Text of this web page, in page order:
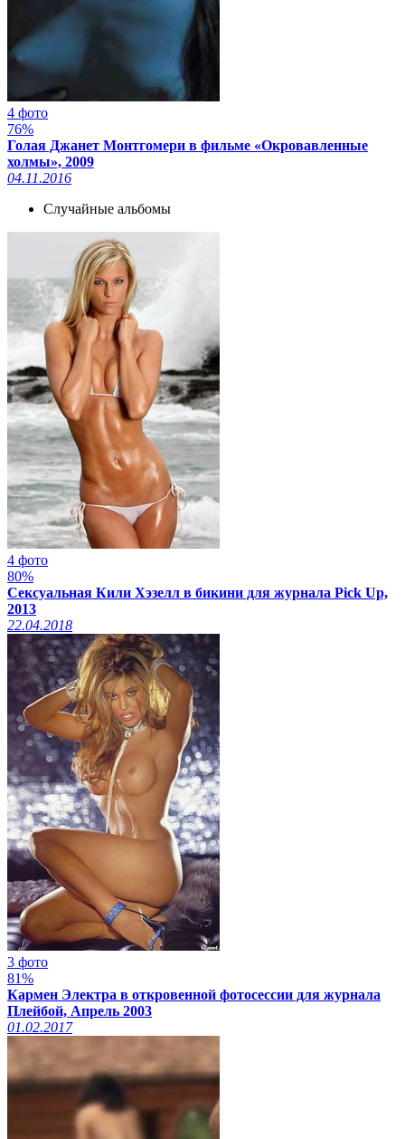
4 фото
76%
Голая Джанет Монтгомери в фильме «Окровавленные
холмы», 2009
04.11.2016
Случайные альбомы
4 фото
80%
Сексуальная Кили Хэзелл в бикини для журнала Pick Up,
2013
22.04.2018
3 фото
81%
Кармен Электра в откровенной фотосессии для журнала
Плейбой, Апрель 2003
01.02.2017